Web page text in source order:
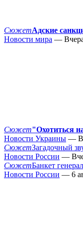
СюжетАдские
Новости мира —
Сюжет"Охотиться
Новости Украины —
СюжетЗагадочный
Новости России —
СюжетБанкет
Новости России — 6